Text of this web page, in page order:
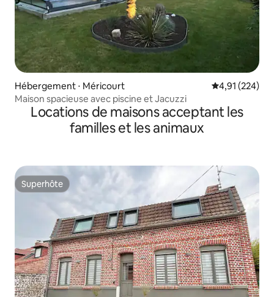
Hébergement ⋅ Méricourt Évaluation
4,91 (224)
Maison spacieuse avec piscine et Jacuzzi
Locations de maisons acceptant les
familles et les animaux
Superhôte
Superhôte